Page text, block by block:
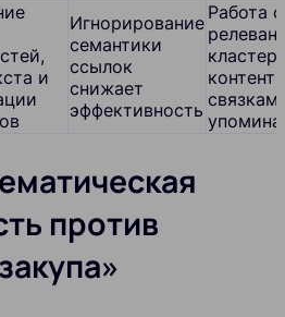
и
Игнорирование
семантики
ссылок
снижает
эффективность
Работа с
контент-
против